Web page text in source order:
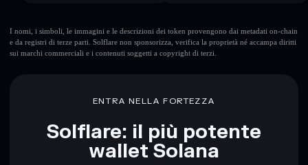
I nomi, i simboli, le immagini e le descrizioni dei token provengono dai metadati on-chain
e da registri di terze parti. Solflare non sponsorizza, verifica la proprietà né accampa diritti
sui marchi commerciali e i contenuti soggetti a copyright di terzi.
ENTRA NELLA FORTEZZA
Solflare: il più potente
wallet Solana